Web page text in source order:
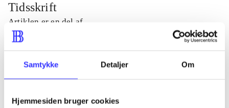
Samtykke Detaljer Om
Hjemmesiden bruger cookies
Tidsskrift
Artiklen er en del af
Tidsskrift
Artiklerne i handler ofte om